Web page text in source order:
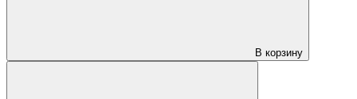
В корзину